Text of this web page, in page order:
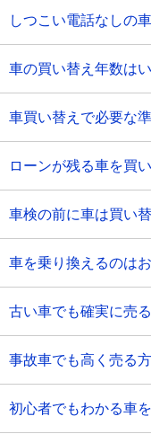
しつこい電話なしの
車の買い替え年数は
車買い替えで必要な
ローンが残る車を買
車検の前に車は買い
車を乗り換えるのは
古い車でも確実に売
事故車でも高く売る
初心者でもわかる車